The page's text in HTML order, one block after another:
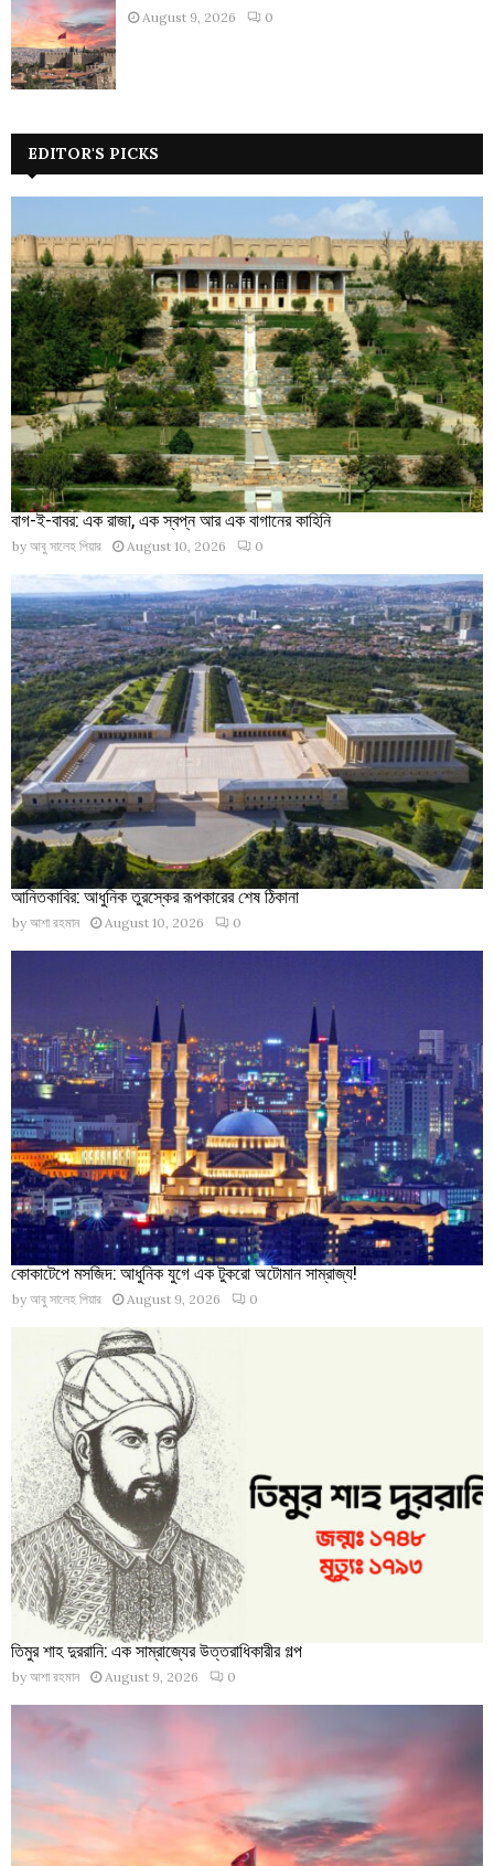
August 9, 2026 0
EDITOR'S PICKS
বাগ-ই-বাবর: এক রাজা, এক স্বপ্ন আর এক বাগানের কাহিনি
by আবু সালেহ পিয়ার August 10, 2026 0
আনিতকাবির: আধুনিক তুরস্কের রূপকারের শেষ ঠিকানা
by আশা রহমান August 10, 2026 0
কোকাটেপে মসজিদ: আধুনিক যুগে এক টুকরো অটোমান সাম্রাজ্য!
by আবু সালেহ পিয়ার August 9, 2026 0
তিমুর শাহ দুররানি: এক সাম্রাজ্যের উত্তরাধিকারীর গল্প
by আশা রহমান August 9, 2026 0